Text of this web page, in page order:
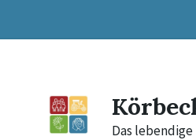
content
main
footer
Das